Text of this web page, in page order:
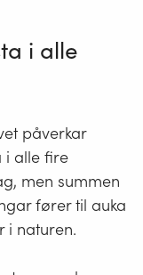
i alle
påverkar
i alle fire
men summen
fører til auka
i naturen.